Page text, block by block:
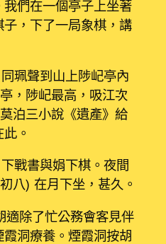
們在一個亭子上坐著
，下了一局象棋，講
珮聲到山上陟屺亭內
，陟屺最高，吸江次
泊三小說《遺產》給
。
戰書與娟下棋。夜間
八）在月下坐，甚久。
適除了忙公務會客見伴
洞療養。煙霞洞按胡